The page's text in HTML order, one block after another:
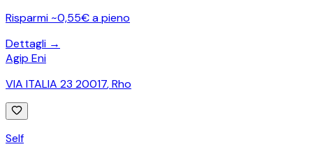
Risparmi ~0,55€ a pieno
Dettagli →
Agip Eni
VIA ITALIA 23 20017,Rho
Self